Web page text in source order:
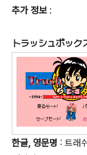
추가 정보 :
トラッシュボック
한글, 영문명 : 트래